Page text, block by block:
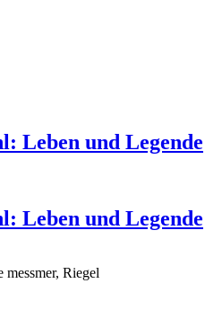
Leben und Legende
Leben und Legende
Riegel